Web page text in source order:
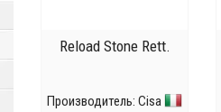
Reload Stone Rett.
Производитель: Cisa